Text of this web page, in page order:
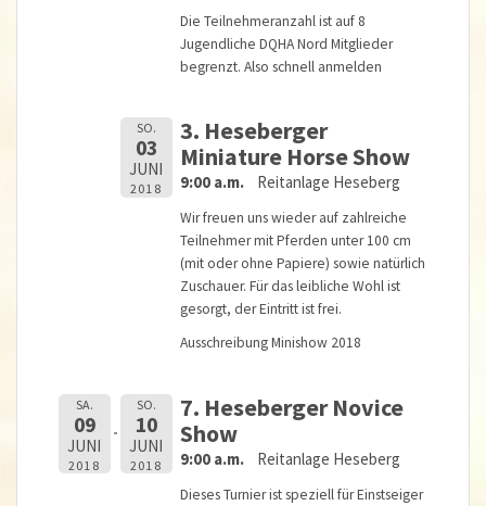
Die Teilnehmeranzahl ist auf 8
Jugendliche DQHA Nord Mitglieder
begrenzt. Also schnell anmelden
SO.
03
JUNI
2018
3. Heseberger
Miniature Horse Show
9:00 a.m. Reitanlage Heseberg
Wir freuen uns wieder auf zahlreiche
Teilnehmer mit Pferden unter 100 cm
(mit oder ohne Papiere) sowie natürlich
Zuschauer. Für das leibliche Wohl ist
gesorgt, der Eintritt ist frei.
Ausschreibung Minishow 2018
SA.
09
JUNI
2018
SO.
10
JUNI
2018
7. Heseberger Novice
Show
9:00 a.m. Reitanlage Heseberg
Dieses Turnier ist speziell für Einstseiger